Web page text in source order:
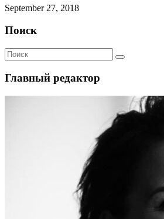
September 27, 2018
Поиск
Главный редактор